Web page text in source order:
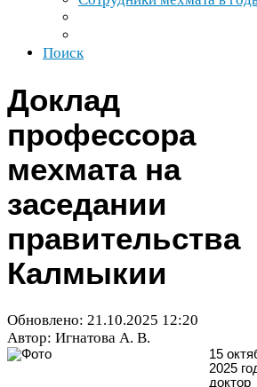
Поиск
Доклад
профессора
мехмата на
заседании
правительства
Калмыкии
Обновлено: 21 .10.2025 12:20
Автор: Игнатова А. В.
15
2025
доктор